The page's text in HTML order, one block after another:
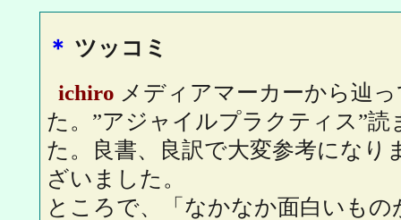
＊ ツッコミ
ichiro メディアマーカーから辿
た。”アジャイルプラクティス”
た。良書、良訳で大変参考になり
ざいました。
ところで、「なかなか面白いも